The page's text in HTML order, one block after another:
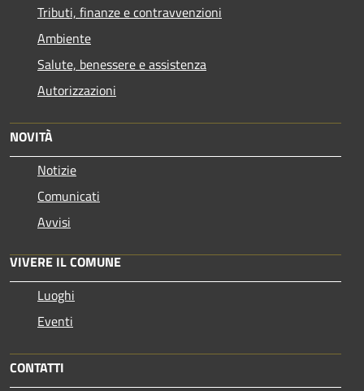
Tributi, finanze e contravvenzioni
Ambiente
Salute, benessere e assistenza
Autorizzazioni
NOVITÀ
Notizie
Comunicati
Avvisi
VIVERE IL COMUNE
Luoghi
Eventi
CONTATTI